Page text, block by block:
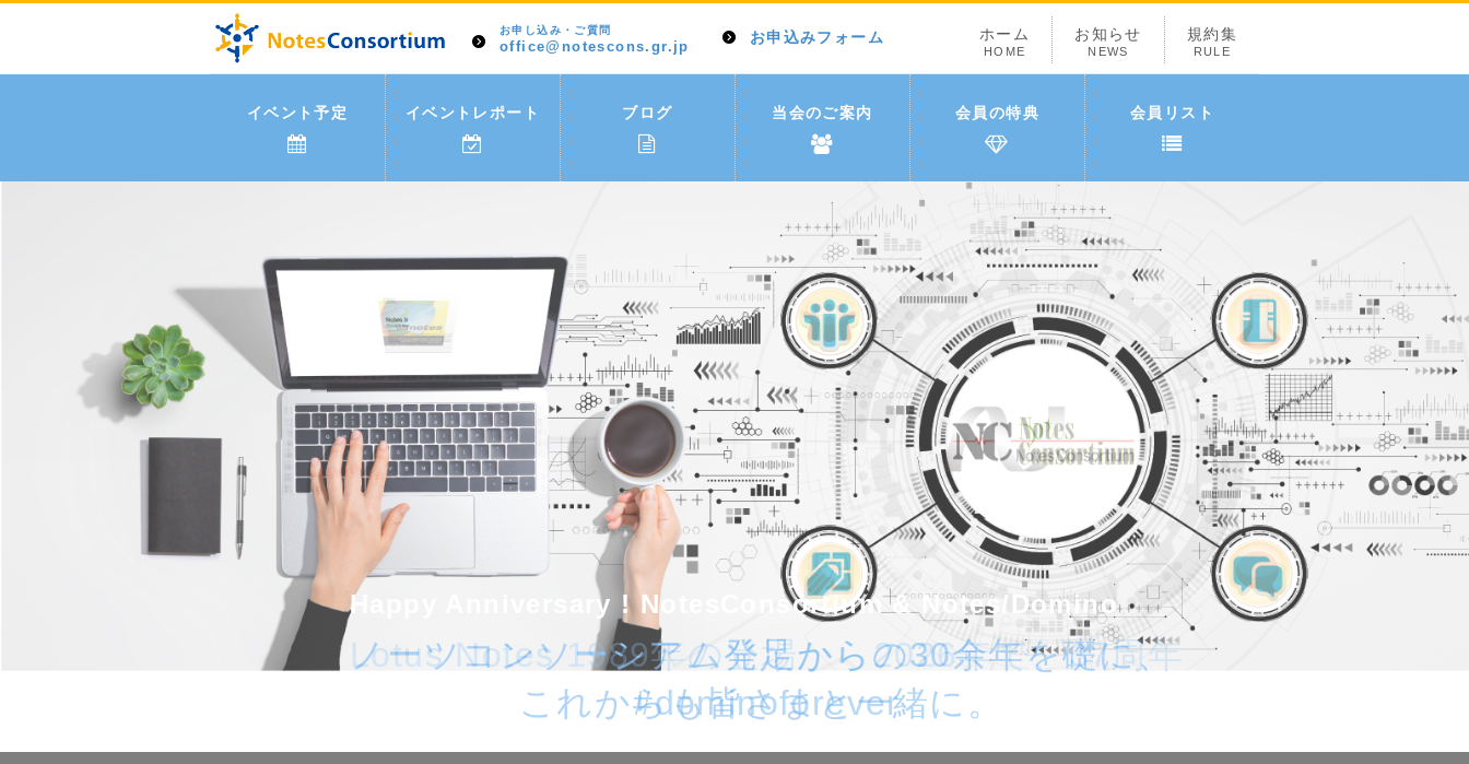
お申し込み・ご質問
office@notescons.gr.jp
お申込みフォーム ホーム
HOME
お知らせ
NEWS
規約集
RULE
イベント予定 イベントレポート ブログ 当会のご案内 会員の特典 会員リスト
Happy Anniversary ! NotesConsortium & Notes/Domino
Lotus Notes 1989年の登場から2026年で、37周年
#dominoforever
Happy Anniversary ! NotesConsortium & Notes/Domino
ノーツコンソーシアム発足からの30余年を礎に、
これからも皆さまと一緒に。